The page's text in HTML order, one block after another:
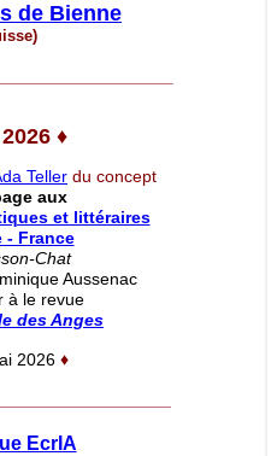
de Bienne
♦
Teller du concept
aux
et littéraires
- France
Chat
Aussenac
à le revue
des Anges
2026 ♦
EcrIA